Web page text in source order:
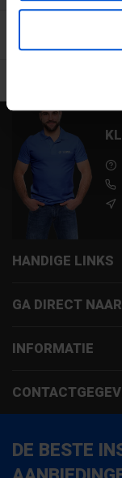
Ruime voorraad
HANDIGE LINKS
GA DIRECT NAAR
INFORMATIE
DE BESTE